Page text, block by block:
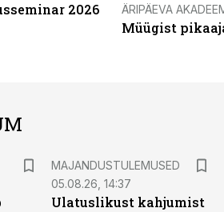
2026 ÄRIPÄEVA
Müügist
MAJANDUSTULEMUSED
05.08.26, 14:37
Ulatuslikust kahjumist